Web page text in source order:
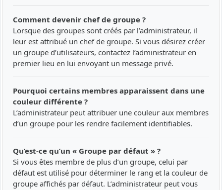
Comment devenir chef de groupe ?
Lorsque des groupes sont créés par l’administrateur, il
leur est attribué un chef de groupe. Si vous désirez créer
un groupe d’utilisateurs, contactez l’administrateur en
premier lieu en lui envoyant un message privé.
Pourquoi certains membres apparaissent dans une
couleur différente ?
L’administrateur peut attribuer une couleur aux membres
d’un groupe pour les rendre facilement identifiables.
Qu’est-ce qu’un « Groupe par défaut » ?
Si vous êtes membre de plus d’un groupe, celui par
défaut est utilisé pour déterminer le rang et la couleur de
groupe affichés par défaut. L’administrateur peut vous